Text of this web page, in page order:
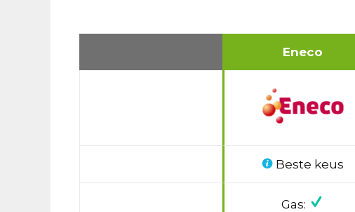
Eneco
Beste keus
Gas: